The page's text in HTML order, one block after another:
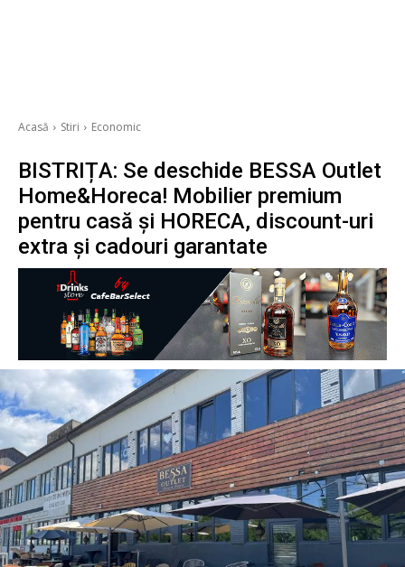
Acasă Stiri Economic
BISTRIȚA: Se deschide BESSA Outlet
Home&Horeca! Mobilier premium
pentru casă și HORECA, discount-uri
extra și cadouri garantate